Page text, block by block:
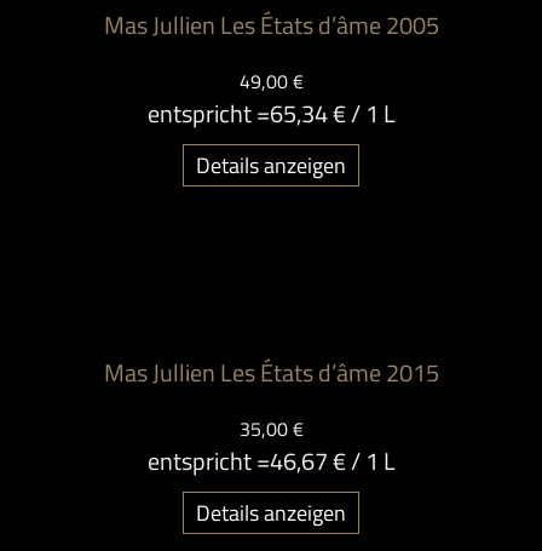
Mas Jullien Les États d’âme 2005
49,00 €
entspricht =65,34 €/ 1 L
Details anzeigen
Mas Jullien Les États d’âme 2015
35,00 €
entspricht =46,67 €/ 1 L
Details anzeigen